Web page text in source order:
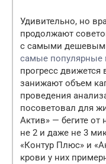
Удивительно, но
продолжают
с самыми
самые популярные
прогресс движется
занижают объем
проведения
посоветовал для
Актив» — бегите от
не 2 и даже не 3
«Контур Плюс» и
крови у них